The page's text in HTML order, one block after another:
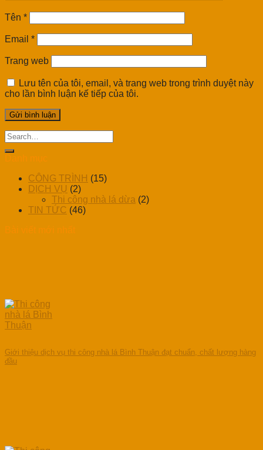
Tên *
Email *
Trang web
Lưu tên của tôi, email, và trang web trong trình duyệt này
cho lần bình luận kế tiếp của tôi.
CÔNG TRÌNH (15)
DỊCH VỤ (2)
Thi công nhà lá dừa (2)
TIN TỨC (46)
Giới thiệu dịch vụ thi công nhà lá Bình Thuận đạt chuẩn, chất lượng hàng
đầu